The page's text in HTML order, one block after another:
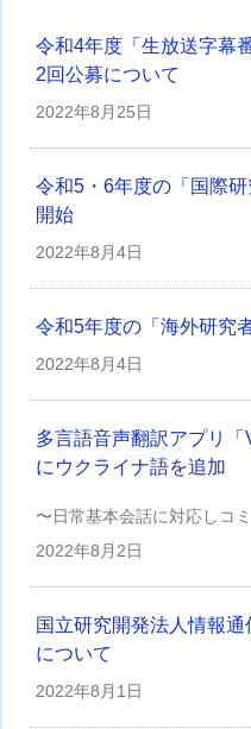
令和4年度「生放送字幕
2回公募について
2022年8月25日
令和5・6年度の「国際
開始
2022年8月4日
令和5年度の「海外研究
2022年8月4日
多言語音声翻訳アプリ「
にウクライナ語を追加
〜日常基本会話に対応しコ
2022年8月2日
国立研究開発法人情報
について
2022年8月1日